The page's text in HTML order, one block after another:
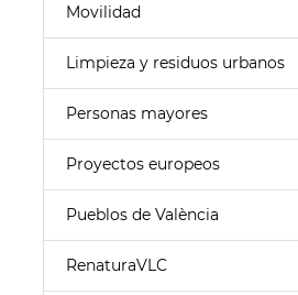
Movilidad
Limpieza y residuos urbanos
Personas mayores
Proyectos europeos
Pueblos de València
RenaturaVLC